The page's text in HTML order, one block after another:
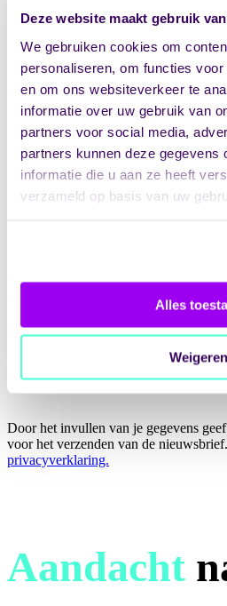
Deze website maakt gebruik
We gebruiken cookies om
personaliseren, om functies
en om ons websiteverkeer te
informatie over uw gebruik van
partners voor social media,
partners kunnen deze gegevens
informatie die u aan ze heeft
verzameld op basis van uw
Alles
Weigeren
Vereenvoudigt
Verbindt) dit
in mijn werk
omdat ik van
dat dit
efficiënte
Nieuwsbrief?
Maandelijks in je inbox
Door het invullen van je gegevens
voor het verzenden van de nieuwsbrief.
privacyverklaring.
Aandacht